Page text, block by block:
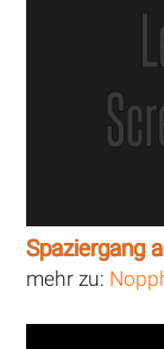
Spaziergang
mehr zu: